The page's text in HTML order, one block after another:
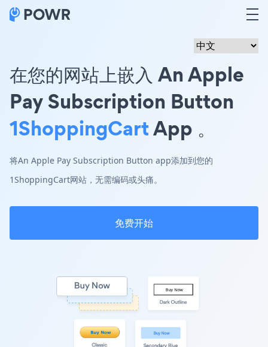
在您的网站上嵌入 An Apple
Pay Subscription Button
1ShoppingCartApp 。
将An Apple Pay Subscription Button app添加到您的
1ShoppingCart网站，无需编码或头痛。
免费开始